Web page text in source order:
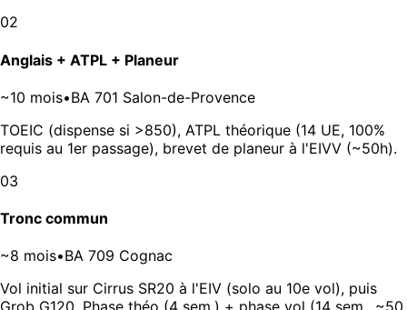
02
Anglais + ATPL + Planeur
~10 mois•BA 701 Salon-de-Provence
TOEIC (dispense si >850), ATPL théorique (14 UE, 100%
requis au 1er passage), brevet de planeur à l'EIVV (~50h).
03
Tronc commun
~8 mois•BA 709 Cognac
Vol initial sur Cirrus SR20 à l'EIV (solo au 10e vol), puis